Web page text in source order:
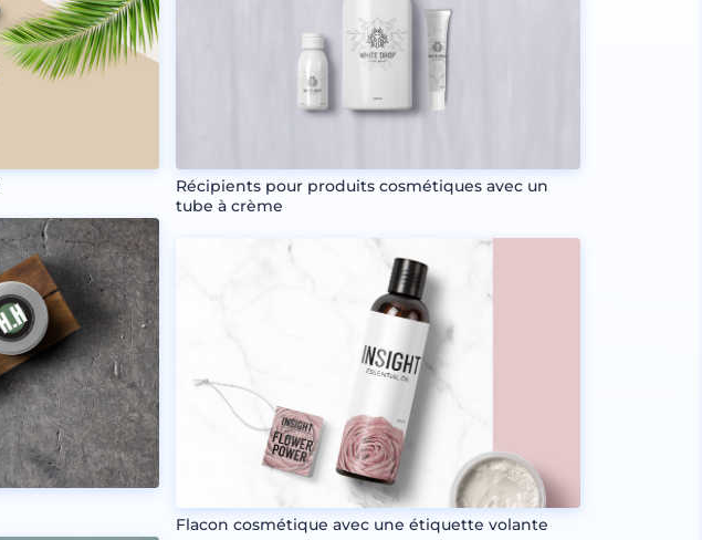
Récipients pour produits cosmétiques avec un
tube à crème
Flacon cosmétique avec une étiquette volante